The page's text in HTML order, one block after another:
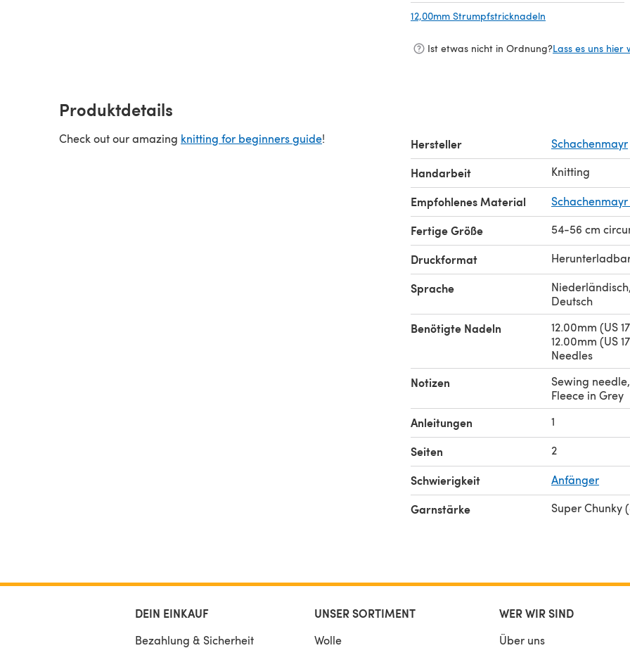
12,00mm Strumpfstricknadeln
Ist etwas nicht in Ordnung?Lass es uns hier
Produktdetails
Check out our amazing knitting for beginners guide! Hersteller Schachenmayr
Handarbeit Knitting
Empfohlenes Material
Fertige Größe 54-56 cm
Druckformat
Sprache
Deutsch
Benötigte Nadeln
12.00mm (US
12.00mm (US
Needles
Notizen
Sewing
Fleece in Grey
Anleitungen 1
Seiten 2
Schwierigkeit Anfänger
Garnstärke Super Chunky
DEIN EINKAUF
Bezahlung & Sicherheit
UNSER SORTIMENT
Wolle
WER WIR SIND
Über uns